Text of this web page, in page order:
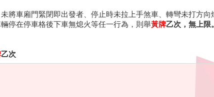
將車廂門緊閉即出發者、停止時未拉上手煞車、轉彎未打方向
停在停車格後下車無熄火等任一行為，則舉黃牌乙次，無上限
乙次